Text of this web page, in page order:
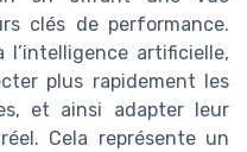
clés de performance.
l’intelligence artificielle,
plus rapidement les
et ainsi adapter leur
Cela représente un